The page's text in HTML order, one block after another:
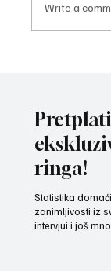
Kalista –
Write a
ringa!
Statistika
zanimljivosti iz
intervjui i još